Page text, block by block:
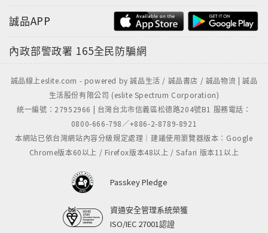
「破壞力」的大小，都有賴讀者諸君自己去判斷……
誠品APP
內政部警政署 165全民防騙網
誠品線上eslite.com - powered by 誠品生活 / 誠品書店 / 誠品物流 | 誠品
生活股份有限公司 (eslite Spectrum Corporation)
統一編號：27952966 | 台灣台北市信義區松德路204號B1 服務電話：
0800-666-798／+886-2-8789-8921
本網站已依台灣網站內容分級規定處理｜建議使用瀏覽器版本：Google
Chrome版本60以上 / Firefox版本48以上 / Safari 版本11以上
Passkey Pledge
資通安全管理系統榮獲
ISO/IEC 27001認證